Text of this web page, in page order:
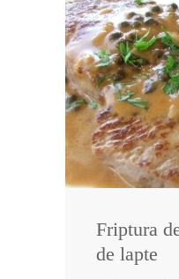
Friptura
de lapte